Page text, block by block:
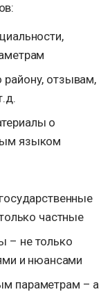
отзывам,
о
языком
частные
– не только
и нюансами
параметрам – а